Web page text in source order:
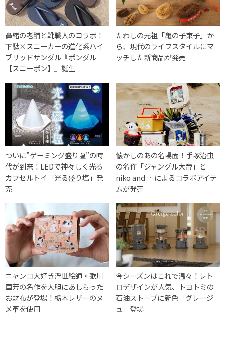
鼻緒の老舗と靴職人のコラボ！
下駄×スニーカーの進化系ハイ
ブリッドサンダル『ポンダル
【スニーポン】』誕生
たわしの元祖「亀の子束子」か
ら、現代のライフスタイルにマ
ッチした新商品が発売
ついに”ゲーミング盛り塩”の時
代が到来！LEDで神々しく光る
カプセルトイ「光る盛り塩」発
売
懐かしのあの名場面！手塚治虫
の名作「ジャングル大帝」と
niko and …によるコラボアイテ
ムが発売
ニャンコ大好き浮世絵師・歌川
国芳の名作を大胆にあしらった
お財布が登場！栃木レザーのヌ
メ革を使用
今シーズンはこれで温々！レト
ロデザインが人気、トヨトミの
石油ストーブに新色「グレージ
ュ」登場